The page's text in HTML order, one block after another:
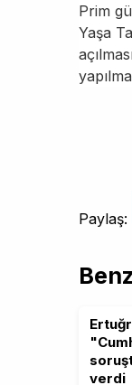
Prim
Yaşa
Paylaş:
verdi